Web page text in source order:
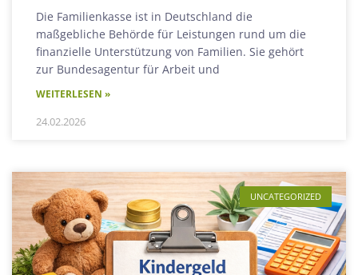
Die Familienkasse ist in Deutschland die
maßgebliche Behörde für Leistungen rund um die
finanzielle Unterstützung von Familien. Sie gehört
zur Bundesagentur für Arbeit und
WEITERLESEN »
24.02.2026
UNCATEGORIZED